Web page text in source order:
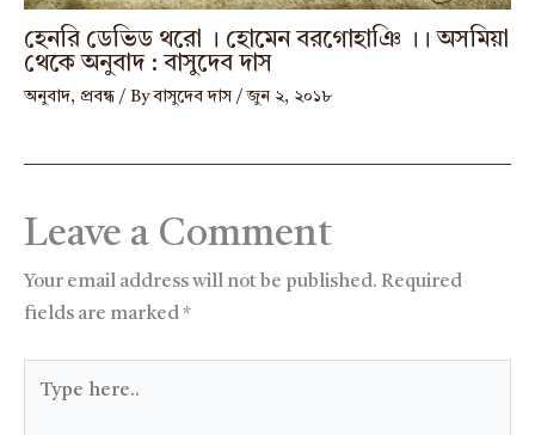
হেনরি ডেভিড থরো । হোমেন বরগোহাঞি ।। অসমিয়া
থেকে অনুবাদ : বাসুদেব দাস
অনুবাদ, প্রবন্ধ / Byবাসুদেব দাস /জুন ২, ২০১৮
Leave a Comment
Your email address will not be published. Required
fields are marked*
here..